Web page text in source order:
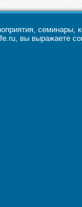
семинары,
вы выражаете